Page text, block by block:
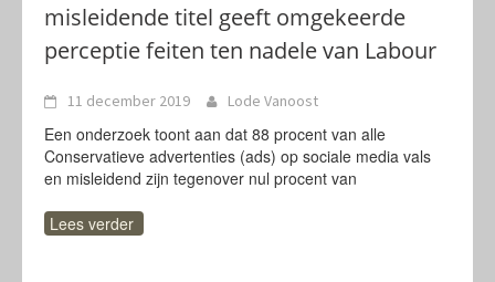
misleidende titel geeft omgekeerde
perceptie feiten ten nadele van Labour
11 december 2019 Lode Vanoost
Een onderzoek toont aan dat 88 procent van alle
Conservatieve advertenties (ads) op sociale media vals
en misleidend zijn tegenover nul procent van
Lees verder